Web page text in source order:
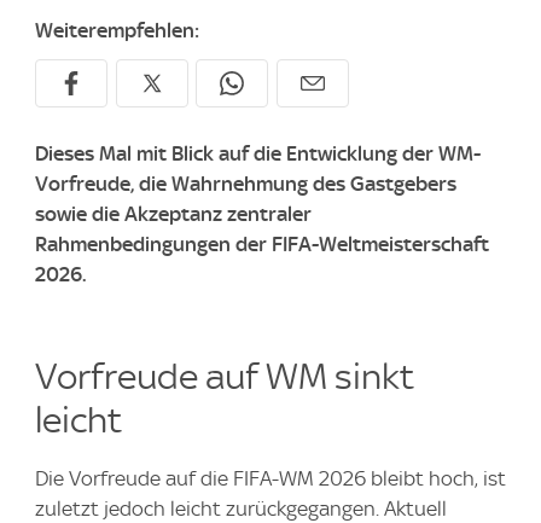
Weiterempfehlen:
Dieses Mal mit Blick auf die Entwicklung der WM-
Vorfreude, die Wahrnehmung des Gastgebers
sowie die Akzeptanz zentraler
Rahmenbedingungen der FIFA-Weltmeisterschaft
2026.
Vorfreude auf WM sinkt
leicht
Die Vorfreude auf die FIFA-WM 2026 bleibt hoch, ist
zuletzt jedoch leicht zurückgegangen. Aktuell